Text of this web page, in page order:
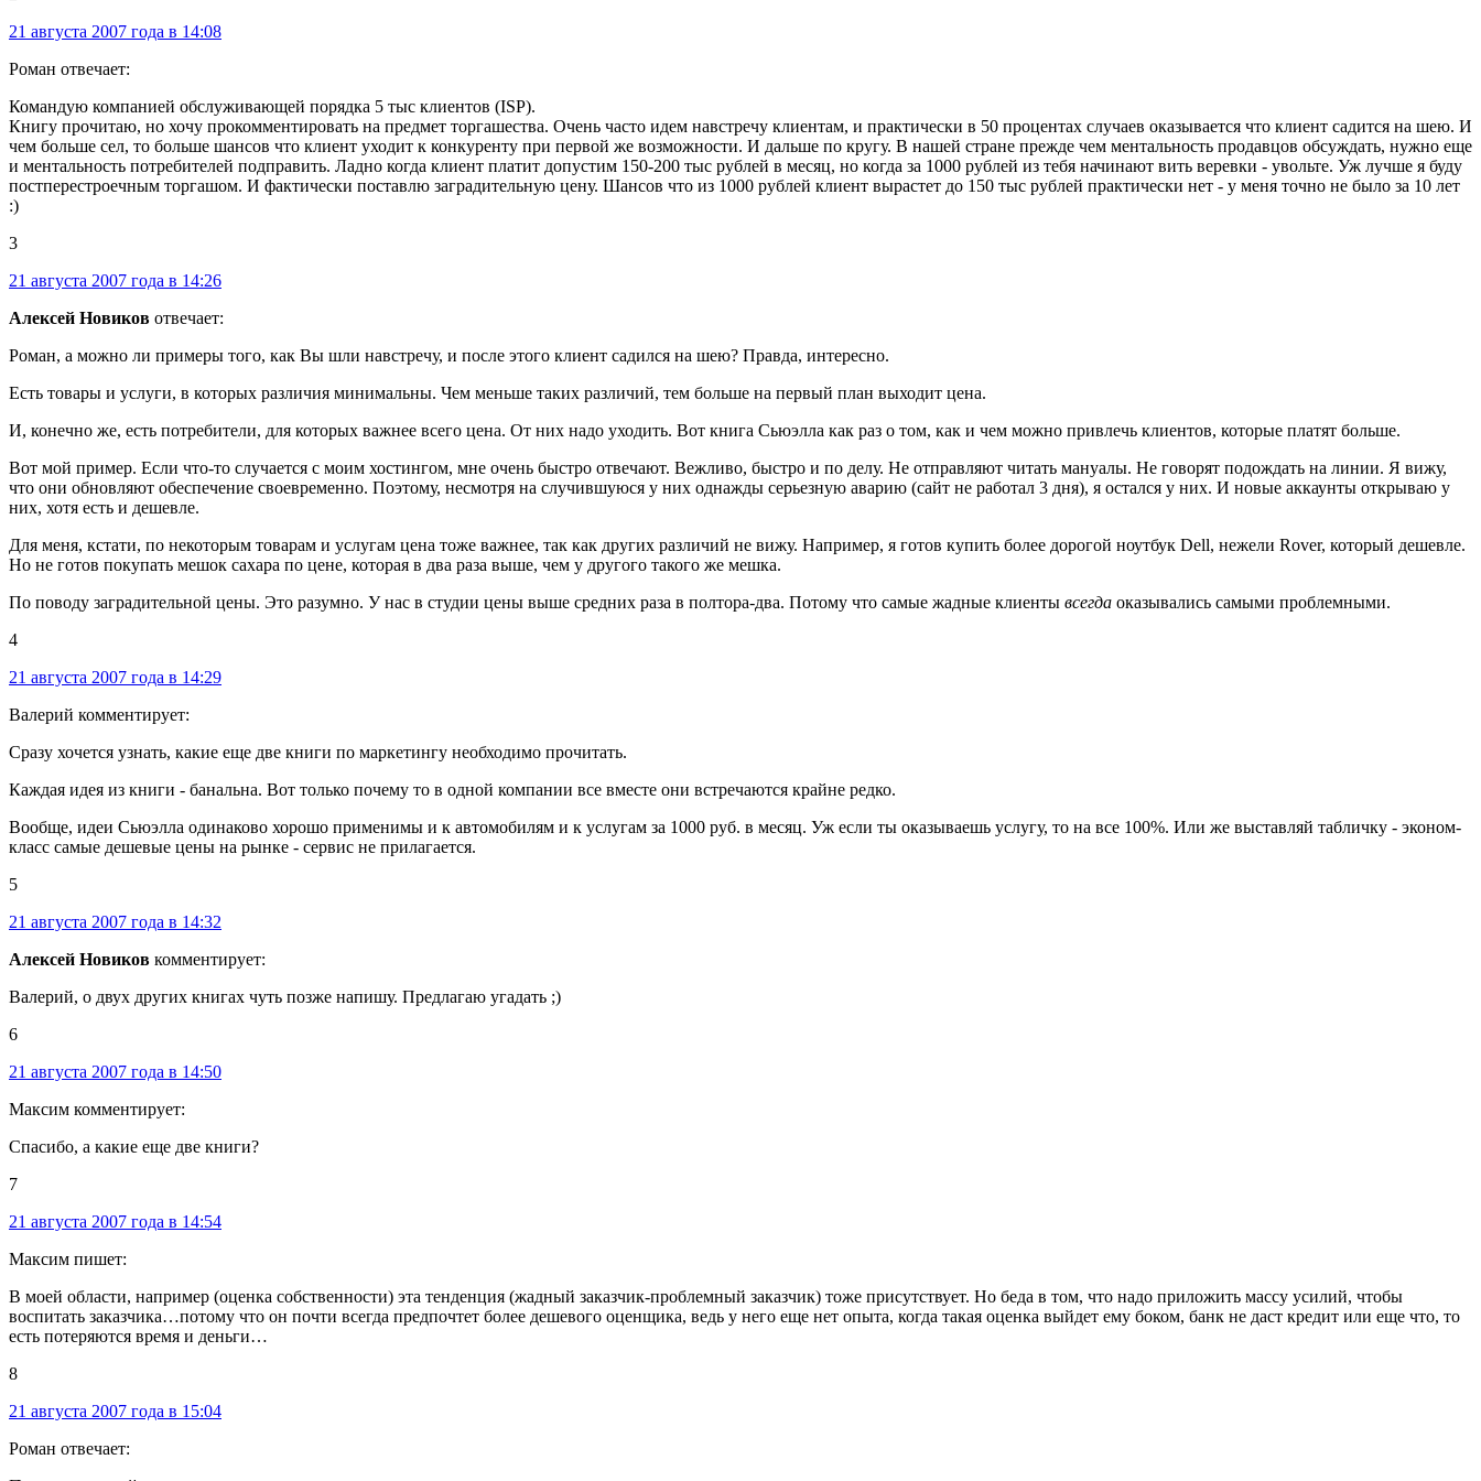
21 августа 2007 года в 14:08
Роман отвечает:
Командую компанией обслуживающей порядка 5 тыс клиентов (ISP).
Книгу прочитаю, но хочу прокомментировать на предмет торгашества. Очень часто идем навстречу клиентам, и практически в 50 процентах случаев оказывается что клиент садится на шею. И
чем больше сел, то больше шансов что клиент уходит к конкуренту при первой же возможности. И дальше по кругу. В нашей стране прежде чем ментальность продавцов обсуждать, нужно еще
и ментальность потребителей подправить. Ладно когда клиент платит допустим 150-200 тыс рублей в месяц, но когда за 1000 рублей из тебя начинают вить веревки - увольте. Уж лучше я буду
постперестроечным торгашом. И фактически поставлю заградительную цену. Шансов что из 1000 рублей клиент вырастет до 150 тыс рублей практически нет - у меня точно не было за 10 лет
:)
3
21 августа 2007 года в 14:26
Алексей Новиков отвечает:
Роман, а можно ли примеры того, как Вы шли навстречу, и после этого клиент садился на шею? Правда, интересно.
Есть товары и услуги, в которых различия минимальны. Чем меньше таких различий, тем больше на первый план выходит цена.
И, конечно же, есть потребители, для которых важнее всего цена. От них надо уходить. Вот книга Сьюэлла как раз о том, как и чем можно привлечь клиентов, которые платят больше.
Вот мой пример. Если что-то случается с моим хостингом, мне очень быстро отвечают. Вежливо, быстро и по делу. Не отправляют читать мануалы. Не говорят подождать на линии. Я вижу,
что они обновляют обеспечение своевременно. Поэтому, несмотря на случившуюся у них однажды серьезную аварию (сайт не работал 3 дня), я остался у них. И новые аккаунты открываю у
них, хотя есть и дешевле.
Для меня, кстати, по некоторым товарам и услугам цена тоже важнее, так как других различий не вижу. Например, я готов купить более дорогой ноутбук Dell, нежели Rover, который дешевле.
Но не готов покупать мешок сахара по цене, которая в два раза выше, чем у другого такого же мешка.
По поводу заградительной цены. Это разумно. У нас в студии цены выше средних раза в полтора-два. Потому что самые жадные клиенты всегда оказывались самыми проблемными.
4
21 августа 2007 года в 14:29
Валерий комментирует:
Сразу хочется узнать, какие еще две книги по маркетингу необходимо прочитать.
Каждая идея из книги - банальна. Вот только почему то в одной компании все вместе они встречаются крайне редко.
Вообще, идеи Сьюэлла одинаково хорошо применимы и к автомобилям и к услугам за 1000 руб. в месяц. Уж если ты оказываешь услугу, то на все 100%. Или же выставляй табличку - эконом-
класс самые дешевые цены на рынке - сервис не прилагается.
5
21 августа 2007 года в 14:32
Алексей Новиков комментирует:
Валерий, о двух других книгах чуть позже напишу. Предлагаю угадать ;)
6
21 августа 2007 года в 14:50
Максим комментирует:
Спасибо, а какие еще две книги?
7
21 августа 2007 года в 14:54
Максим пишет:
В моей области, например (оценка собственности) эта тенденция (жадный заказчик-проблемный заказчик) тоже присутствует. Но беда в том, что надо приложить массу усилий, чтобы
воспитать заказчика…потому что он почти всегда предпочтет более дешевого оценщика, ведь у него еще нет опыта, когда такая оценка выйдет ему боком, банк не даст кредит или еще что, то
есть потеряются время и деньги…
8
21 августа 2007 года в 15:04
Роман отвечает: